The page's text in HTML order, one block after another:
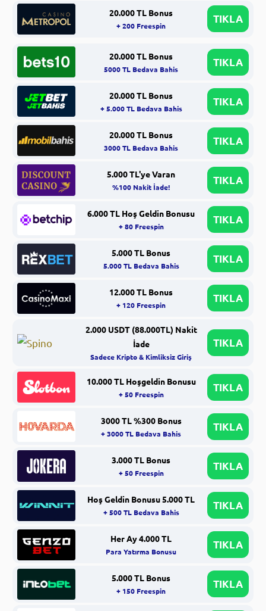
20.000 TL Bonus
+ 200 Freespin
TIKLA
20.000 TL Bonus
5000 TL Bedava Bahis
TIKLA
20.000 TL Bonus
+ 5.000 TL Bedava Bahis
TIKLA
20.000 TL Bonus
3000 TL Bedava Bahis
TIKLA
5.000 TL'ye Varan
%100 Nakit İade!
TIKLA
6.000 TL Hoş Geldin Bonusu
+ 80 Freespin
TIKLA
5.000 TL Bonus
5.000 TL Bedava Bahis
TIKLA
12.000 TL Bonus
+ 120 Freespin
TIKLA
2.000 USDT (88.000TL) Nakit
İade
Sadece Kripto & Kimliksiz Giriş
TIKLA
10.000 TL Hoşgeldin Bonusu
+ 50 Freespin
TIKLA
3000 TL %300 Bonus
+ 3000 TL Bedava Bahis
TIKLA
3.000 TL Bonus
+ 50 Freespin
TIKLA
Hoş Geldin Bonusu 5.000 TL
+ 500 TL Bedava Bahis
TIKLA
Her Ay 4.000 TL
Para Yatırma Bonusu
TIKLA
5.000 TL Bonus
+ 150 Freespin
TIKLA